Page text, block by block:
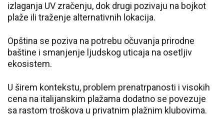
izlaganja UV zračenju, dok drugi pozivaju na bojkot
plaže ili traženje alternativnih lokacija.
Opština se poziva na potrebu očuvanja prirodne
baštine i smanjenje ljudskog uticaja na osetljiv
ekosistem.
U širem kontekstu, problem prenatrpanosti i visokih
cena na italijanskim plažama dodatno se povezuje
sa rastom troškova u privatnim plažnim klubovima.